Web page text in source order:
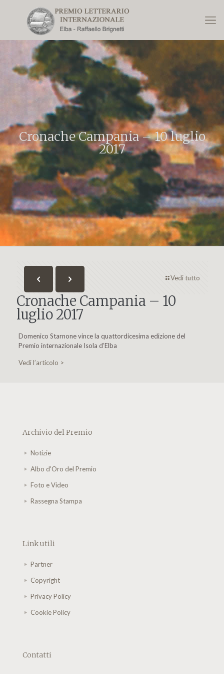
Cronache Campania – 10 luglio
2017
Vedi tutto
Cronache Campania – 10
luglio 2017
Domenico Starnone vince la quattordicesima edizione del
Premio internazionale Isola d’Elba
Vedi l’articolo >
Archivio del Premio
Notizie
Albo d'Oro del Premio
Foto e Video
Rassegna Stampa
Link utili
Partner
Copyright
Privacy Policy
Cookie Policy
Contatti